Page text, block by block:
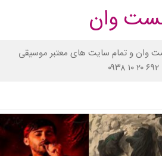
وان
و تمام سایت های معتبر موسیقی
۰۹۳۸ ۱۰ ۲۰ ۶۹۲